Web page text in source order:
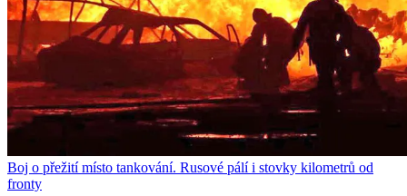
Boj o přežití místo tankování. Rusové pálí i stovky kilometrů od
fronty